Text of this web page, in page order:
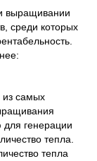
выращивании
среди которых
самых
генерации
тепла.
тепла